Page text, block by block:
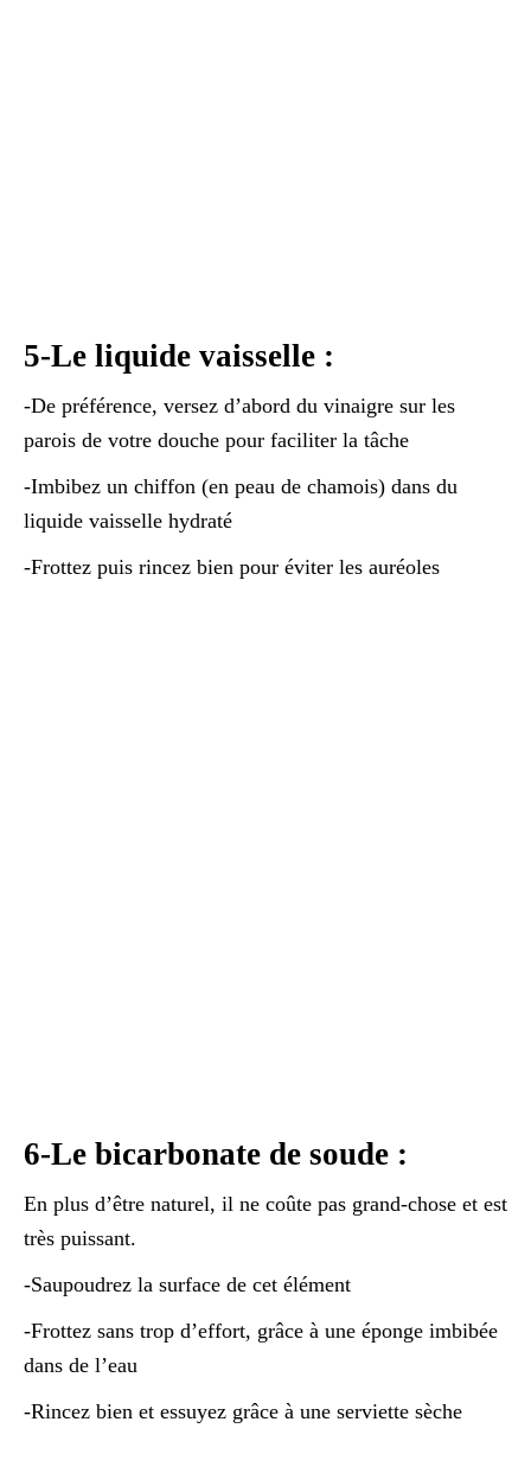
5-Le liquide vaisselle :
-De préférence, versez d’abord du vinaigre sur les
parois de votre douche pour faciliter la tâche
-Imbibez un chiffon (en peau de chamois) dans du
liquide vaisselle hydraté
-Frottez puis rincez bien pour éviter les auréoles
6-Le bicarbonate de soude :
En plus d’être naturel, il ne coûte pas grand-chose et est
très puissant.
-Saupoudrez la surface de cet élément
-Frottez sans trop d’effort, grâce à une éponge imbibée
dans de l’eau
-Rincez bien et essuyez grâce à une serviette sèche